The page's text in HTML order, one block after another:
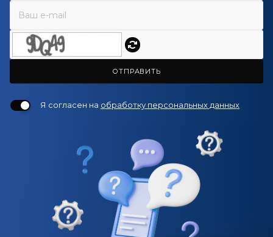
ОТПРАВИТЬ
Я согласен на обработку персональных данных